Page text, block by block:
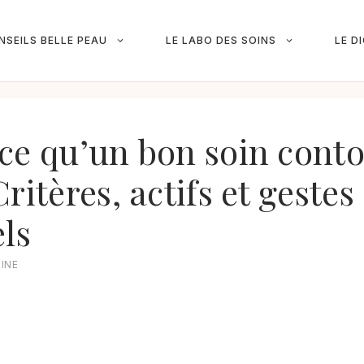
BELLE PEAU LE LABO DES SOINS LE
qu’un bon soin
actifs et gestes